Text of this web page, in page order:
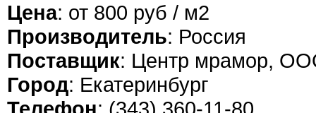
Цена: от 800 руб / м2
Производитель: Россия
Поставщик: Центр мрамор,
Город: Екатеринбург